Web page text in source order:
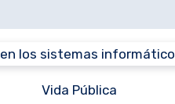
Vida Pública